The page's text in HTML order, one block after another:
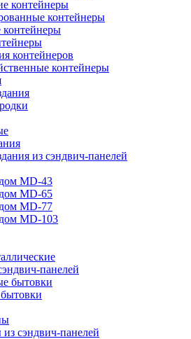
контейнеры
контейнеры
контейнеры
контейнеров
контейнеры
из сэндвич-панелей
MD-43
MD-65
MD-77
MD-103
панелей
бытовки
сэндвич-панелей